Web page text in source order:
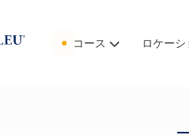
コース ロケーシ